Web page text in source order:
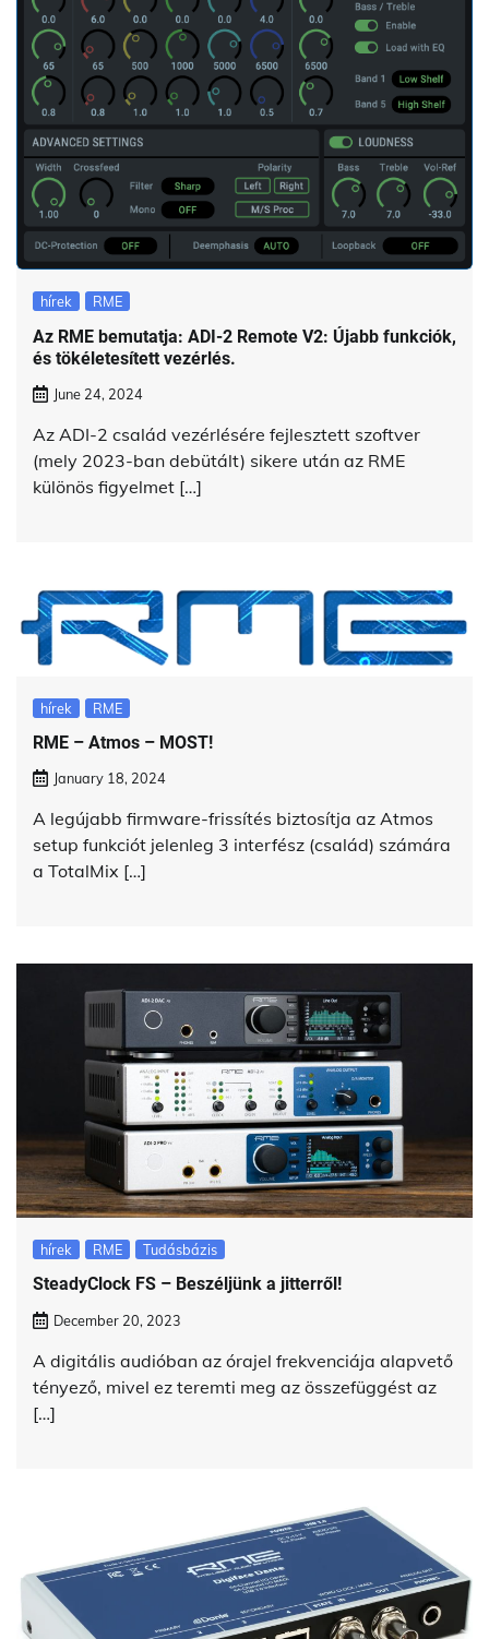
hírek RME
Az RME bemutatja: ADI-2 Remote V2: Újabb funkciók,
és tökéletesített vezérlés.
June 24, 2024
Az ADI-2 család vezérlésére fejlesztett szoftver
(mely 2023-ban debütált) sikere után az RME
különös figyelmet […]
hírek RME
RME – Atmos – MOST!
January 18, 2024
A legújabb firmware-frissítés biztosítja az Atmos
setup funkciót jelenleg 3 interfész (család) számára
a TotalMix […]
hírek RME Tudásbázis
SteadyClock FS – Beszéljünk a jitterről!
December 20, 2023
A digitális audióban az órajel frekvenciája alapvető
tényező, mivel ez teremti meg az összefüggést az
[…]